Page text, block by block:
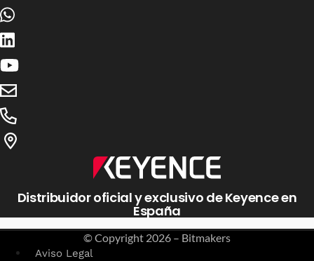
Distribuidor oficial y exclusivo de Keyence en
España
© Copyright 2026 – Bitmakers
Aviso Legal